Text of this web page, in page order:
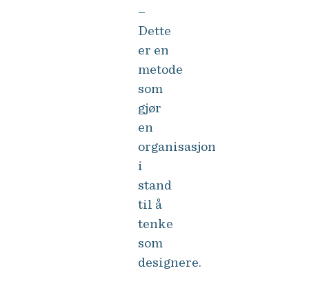
–
Dette
er en
metode
som
gjør
en
organisasjon
i
stand
til å
tenke
som
designere.